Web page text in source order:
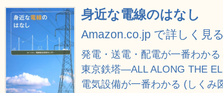
身近な電線のはなし
Amazon.co.jp で詳しく見
発電・送電・配電が一番わか
東京鉄塔―ALL ALONG THE
電気設備が一番わかる (しくみ